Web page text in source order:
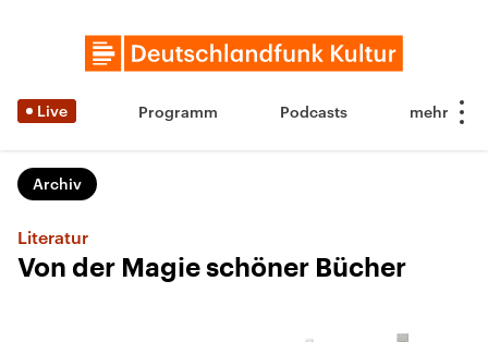
Live Programm Podcasts
Archiv
Literatur
Von der Magie schöner Bücher